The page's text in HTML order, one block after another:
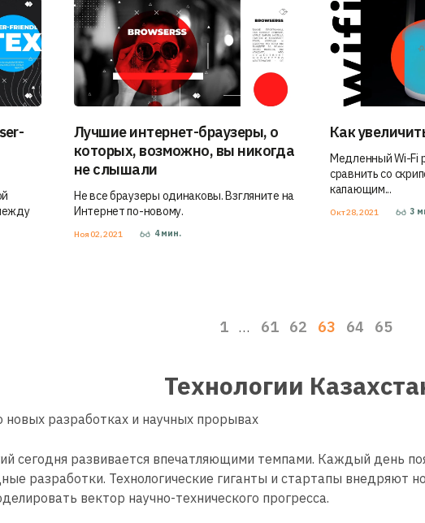
Лучшие интернет-браузеры, о
которых, возможно, вы никогда
не слышали
Не все браузеры одинаковы. Взгляните на
Интернет по-новому.
Ноя 02, 2021 4мин.
Как
Медленный Wi-Fi
сравнить со
капающим...
Окт 28, 2021 3
1 … 61 62 63 64 65
Технологии
новых разработках и научных прорывах
сегодня развивается впечатляющими темпами. Каждый день
разработки. Технологические гиганты и стартапы внедряют
вектор научно-технического прогресса.